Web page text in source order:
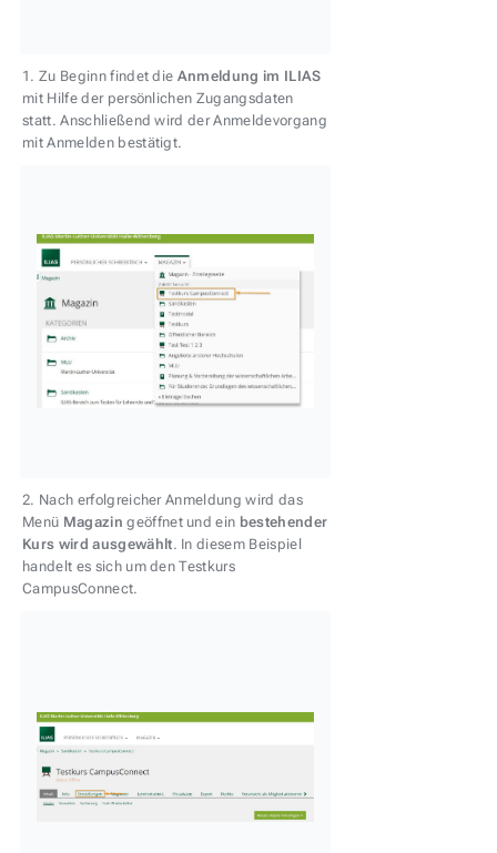
1. Zu Beginn findet die Anmeldung im ILIAS
mit Hilfe der persönlichen Zugangsdaten
statt. Anschließend wird der Anmeldevorgang
mit Anmelden bestätigt.
2. Nach erfolgreicher Anmeldung wird das
Menü Magazin geöffnet und ein bestehender
Kurs wird ausgewählt. In diesem Beispiel
handelt es sich um den Testkurs
CampusConnect.